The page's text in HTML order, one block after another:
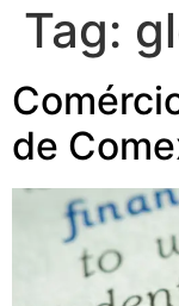
Tag:
de